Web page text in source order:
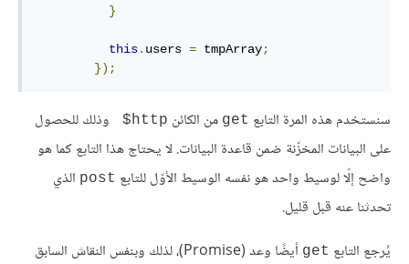
}
this. users = tmpArray;
});
سنستخدم هذه المرة التابع get من الكائن ‎ $http
وذلك للحصول
على البيانات المخزّنة ضمن قاعدة البيانات. لا يحتاج هذا التابع كما هو
واضح إلّا لوسيط واحد هو نفسه الوسيط الأوّل للتابع post الذي
تحدثنا عنه قبل قليل.
يُرجع التابع get
أيضًا وعد (Promise)، لذلك وبنفس النقاش السابق